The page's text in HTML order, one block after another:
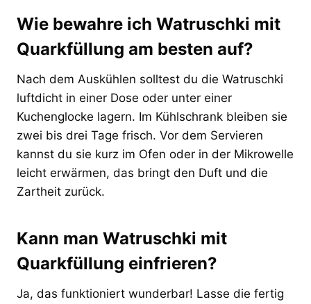
Wie bewahre ich Watruschki mit
Quarkfüllung am besten auf?
Nach dem Auskühlen solltest du die Watruschki
luftdicht in einer Dose oder unter einer
Kuchenglocke lagern. Im Kühlschrank bleiben sie
zwei bis drei Tage frisch. Vor dem Servieren
kannst du sie kurz im Ofen oder in der Mikrowelle
leicht erwärmen, das bringt den Duft und die
Zartheit zurück.
Kann man Watruschki mit
Quarkfüllung einfrieren?
Ja, das funktioniert wunderbar! Lasse die fertig